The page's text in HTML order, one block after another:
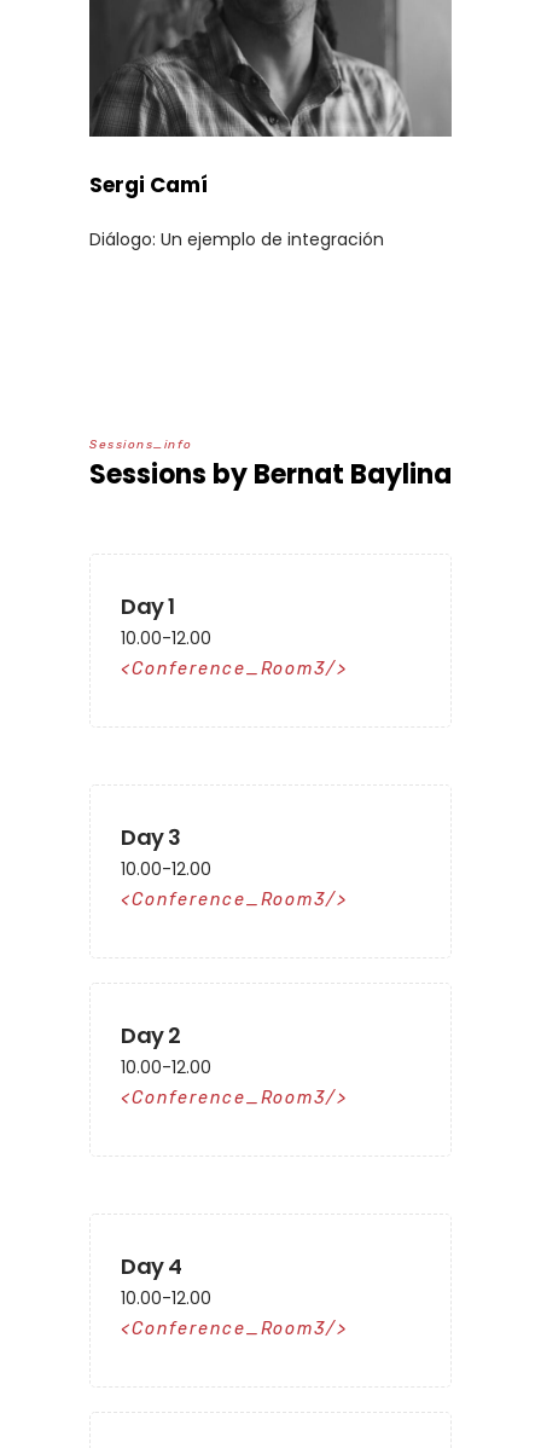
Sergi Camí
Diálogo: Un ejemplo de integración
Sessions_info
Sessions by Bernat Baylina
Day 1
10.00-12.00
Conference_Room3
Day 3
10.00-12.00
Conference_Room3
Day 2
10.00-12.00
Conference_Room3
Day 4
10.00-12.00
Conference_Room3